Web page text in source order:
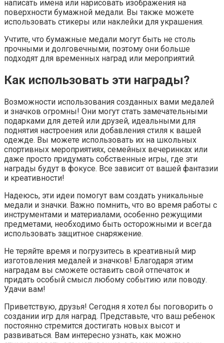
написать имена или нарисовать изображения на
поверхности бумажной медали. Вы также можете
использовать стикеры или наклейки для украшения.
Учтите, что бумажные медали могут быть не столь
прочными и долговечными, поэтому они больше
подходят для временных наград или мероприятий.
Как использовать эти награды?
Возможности использования созданных вами медалей
и значков огромны! Они могут стать замечательными
подарками для детей или друзей, идеальными для
поднятия настроения или добавления стиля к вашей
одежде. Вы можете использовать их на школьных
спортивных мероприятиях, семейных вечеринках или
даже просто придумать собственные игры, где эти
награды будут в фокусе. Все зависит от вашей фантазии
и креативности!
Надеюсь, эти идеи помогут вам создать уникальные
медали и значки. Важно помнить, что во время работы с
инструментами и материалами, особенно режущими
предметами, необходимо быть осторожными и всегда
использовать защитное снаряжение.
Не теряйте время и погрузитесь в креативный мир
изготовления медалей и значков! Благодаря этим
наградам вы сможете оставить свой отпечаток и
придать особый смысл любому событию или поводу.
Удачи вам!
Приветствую, друзья! Сегодня я хотел бы поговорить о
создании игр для наград. Представьте, что ваш ребенок
постоянно стремится достигать новых высот и
развиваться. Вам интересно узнать, как можно